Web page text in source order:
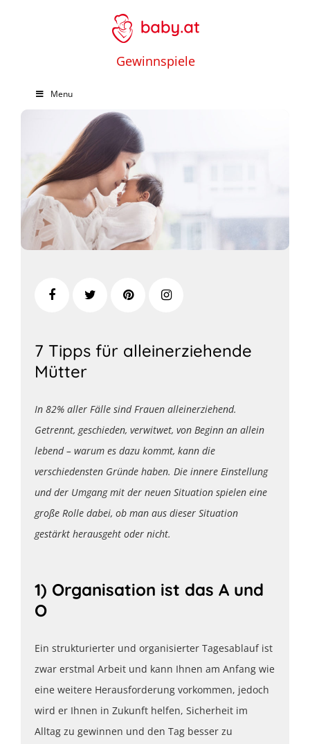
Gewinnspiele
Menu
7 Tipps für alleinerziehende
Mütter
In 82% aller Fälle sind Frauen alleinerziehend.
Getrennt, geschieden, verwitwet, von Beginn an allein
lebend – warum es dazu kommt, kann die
verschiedensten Gründe haben. Die innere Einstellung
und der Umgang mit der neuen Situation spielen eine
große Rolle dabei, ob man aus dieser Situation
gestärkt herausgeht oder nicht.
1) Organisation ist das A und
O
Ein strukturierter und organisierter Tagesablauf ist
zwar erstmal Arbeit und kann Ihnen am Anfang wie
eine weitere Herausforderung vorkommen, jedoch
wird er Ihnen in Zukunft helfen, Sicherheit im
Alltag zu gewinnen und den Tag besser zu